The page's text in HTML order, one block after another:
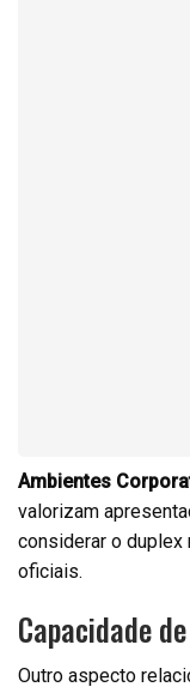
Ambientes
valorizam
considerar o duplex
oficiais.
Capacidade
Outro aspecto